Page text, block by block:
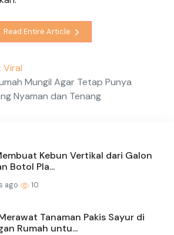
Read Entire Article
Viral
Mungil Agar Tetap Punya
Nyaman dan Tenang
Kebun Vertikal dari Galon
Botol Pla...
ago 10
Tanaman Pakis Sayur di
Rumah untu...